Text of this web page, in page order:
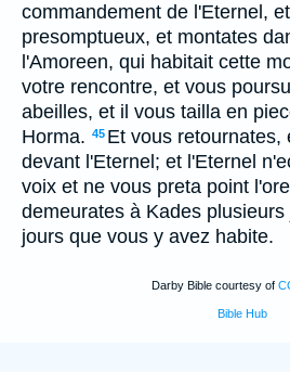
commandement de l'Eternel,
presomptueux, et montates
l'Amoreen, qui habitait cette
votre rencontre, et vous
abeilles, et il vous tailla en
Horma. 45 Et vous retournates,
devant l'Eternel; et l'Eternel
voix et ne vous preta point
demeurates à Kades
jours que vous y avez habite.
Darby Bible courtesy of
Bible Hub